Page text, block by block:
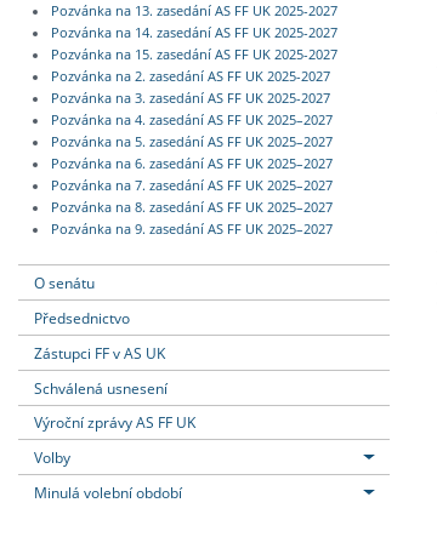
Pozvánka na 13. zasedání AS FF UK 2025-2027
Pozvánka na 14. zasedání AS FF UK 2025-2027
Pozvánka na 15. zasedání AS FF UK 2025-2027
Pozvánka na 2. zasedání AS FF UK 2025-2027
Pozvánka na 3. zasedání AS FF UK 2025-2027
Pozvánka na 4. zasedání AS FF UK 2025–2027
Pozvánka na 5. zasedání AS FF UK 2025–2027
Pozvánka na 6. zasedání AS FF UK 2025–2027
Pozvánka na 7. zasedání AS FF UK 2025–2027
Pozvánka na 8. zasedání AS FF UK 2025–2027
Pozvánka na 9. zasedání AS FF UK 2025–2027
O senátu
Předsednictvo
Zástupci FF v AS UK
Schválená usnesení
Výroční zprávy AS FF UK
Volby
Minulá volební období